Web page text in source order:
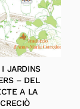
I JARDINS
– DEL
A LA